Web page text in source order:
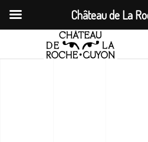
Château de La